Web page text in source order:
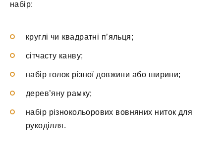
набір:
круглі чи квадратні п’яльця;
сітчасту канву;
набір голок різної довжини або ширини;
дерев’яну рамку;
набір різнокольорових вовняних ниток для
рукоділля.